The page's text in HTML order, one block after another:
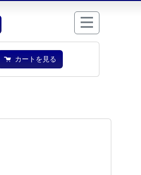
カートを見る